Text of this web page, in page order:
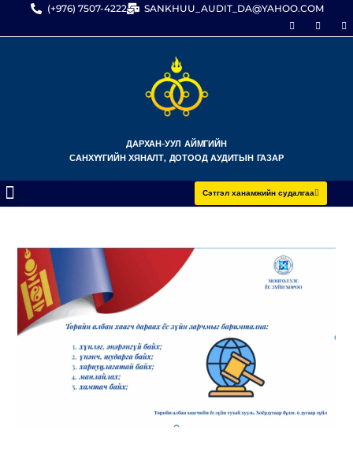
(+976) 7507-4222 SANKHUU_AUDIT_DA@YAHOO.COM
ДАРХАН-УУЛ АЙМГИЙН
САНХҮҮГИЙН ХЯНАЛТ, ДОТООД АУДИТЫН ГАЗАР
Сэтгэл ханамжийн судалгаа